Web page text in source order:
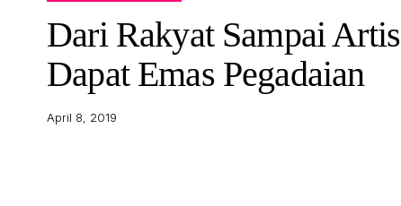
Dari Rakyat Sampai Artis
Dapat Emas Pegadaian
April 8, 2019